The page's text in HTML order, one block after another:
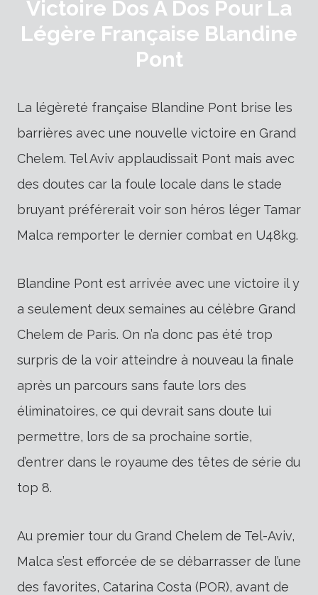
Victoire Dos À Dos Pour La
Légère Française Blandine
Pont
La légèreté française Blandine Pont brise les
barrières avec une nouvelle victoire en Grand
Chelem. Tel Aviv applaudissait Pont mais avec
des doutes car la foule locale dans le stade
bruyant préférerait voir son héros léger Tamar
Malca remporter le dernier combat en U48kg.
Blandine Pont est arrivée avec une victoire il y
a seulement deux semaines au célèbre Grand
Chelem de Paris. On n’a donc pas été trop
surpris de la voir atteindre à nouveau la finale
après un parcours sans faute lors des
éliminatoires, ce qui devrait sans doute lui
permettre, lors de sa prochaine sortie,
d’entrer dans le royaume des têtes de série du
top 8.
Au premier tour du Grand Chelem de Tel-Aviv,
Malca s’est efforcée de se débarrasser de l’une
des favorites, Catarina Costa (POR), avant de